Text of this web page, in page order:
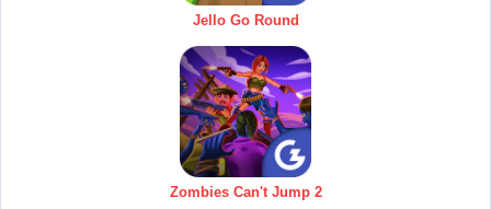
Jello Go Round
Zombies Can't Jump 2